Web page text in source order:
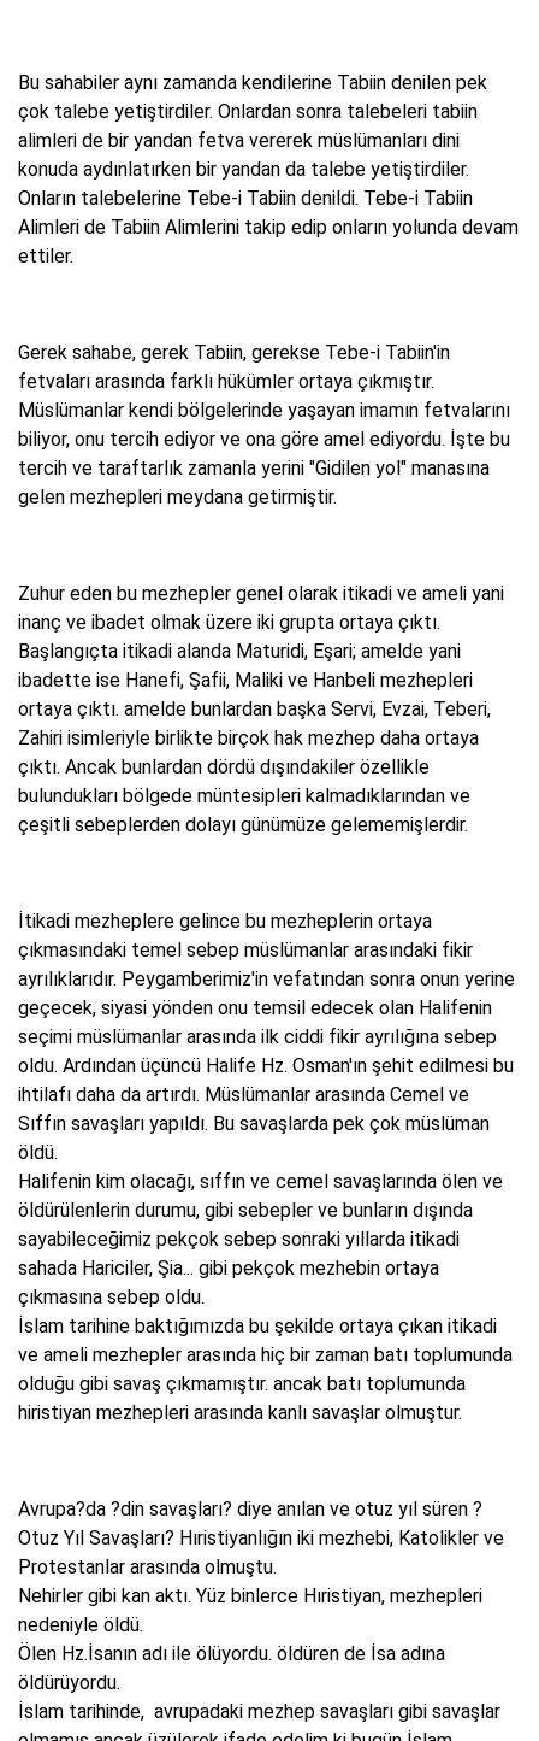
Bu sahabiler aynı zamanda kendilerine Tabiin denilen pek
çok talebe yetiştirdiler. Onlardan sonra talebeleri tabiin
alimleri de bir yandan fetva vererek müslümanları dini
konuda aydınlatırken bir yandan da talebe yetiştirdiler.
Onların talebelerine Tebe-i Tabiin denildi. Tebe-i Tabiin
Alimleri de Tabiin Alimlerini takip edip onların yolunda devam
ettiler.
Gerek sahabe, gerek Tabiin, gerekse Tebe-i Tabiin'in
fetvaları arasında farklı hükümler ortaya çıkmıştır.
Müslümanlar kendi bölgelerinde yaşayan imamın fetvalarını
biliyor, onu tercih ediyor ve ona göre amel ediyordu. İşte bu
tercih ve taraftarlık zamanla yerini "Gidilen yol" manasına
gelen mezhepleri meydana getirmiştir.
Zuhur eden bu mezhepler genel olarak itikadi ve ameli yani
inanç ve ibadet olmak üzere iki grupta ortaya çıktı.
Başlangıçta itikadi alanda Maturidi, Eşari; amelde yani
ibadette ise Hanefi, Şafii, Maliki ve Hanbeli mezhepleri
ortaya çıktı. amelde bunlardan başka Servi, Evzai, Teberi,
Zahiri isimleriyle birlikte birçok hak mezhep daha ortaya
çıktı. Ancak bunlardan dördü dışındakiler özellikle
bulundukları bölgede müntesipleri kalmadıklarından ve
çeşitli sebeplerden dolayı günümüze gelememişlerdir.
İtikadi mezheplere gelince bu mezheplerin ortaya
çıkmasındaki temel sebep müslümanlar arasındaki fikir
ayrılıklarıdır. Peygamberimiz'in vefatından sonra onun yerine
geçecek, siyasi yönden onu temsil edecek olan Halifenin
seçimi müslümanlar arasında ilk ciddi fikir ayrılığına sebep
oldu. Ardından üçüncü Halife Hz. Osman'ın şehit edilmesi bu
ihtilafı daha da artırdı. Müslümanlar arasında Cemel ve
Sıffın savaşları yapıldı. Bu savaşlarda pek çok müslüman
öldü.
Halifenin kim olacağı, sıffın ve cemel savaşlarında ölen ve
öldürülenlerin durumu, gibi sebepler ve bunların dışında
sayabileceğimiz pekçok sebep sonraki yıllarda itikadi
sahada Hariciler, Şia... gibi pekçok mezhebin ortaya
çıkmasına sebep oldu.
İslam tarihine baktığımızda bu şekilde ortaya çıkan itikadi
ve ameli mezhepler arasında hiç bir zaman batı toplumunda
olduğu gibi savaş çıkmamıştır. ancak batı toplumunda
hiristiyan mezhepleri arasında kanlı savaşlar olmuştur.
Avrupa?da ?din savaşları? diye anılan ve otuz yıl süren ?
Otuz Yıl Savaşları? Hıristiyanlığın iki mezhebi, Katolikler ve
Protestanlar arasında olmuştu.
Nehirler gibi kan aktı. Yüz binlerce Hıristiyan, mezhepleri
nedeniyle öldü.
Ölen Hz.İsanın adı ile ölüyordu. öldüren de İsa adına
öldürüyordu.
İslam tarihinde, avrupadaki mezhep savaşları gibi savaşlar